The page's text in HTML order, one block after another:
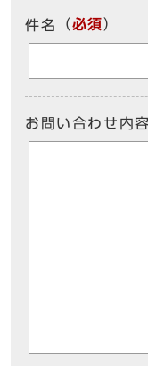
件名 （必須）
お問い合わせ内容